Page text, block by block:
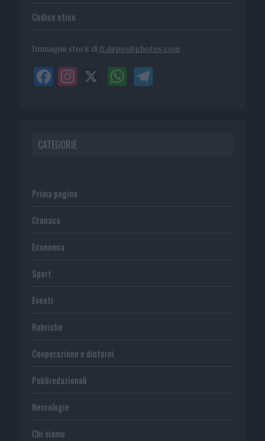
Codice etico
Immagini stock di it.depositphotos.com
CATEGORIE
Prima pagina
Cronaca
Economia
Sport
Eventi
Rubriche
Cooperazione e dintorni
Publiredazionali
Necrologie
Chi siamo